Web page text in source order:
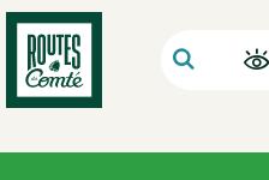
Panneau de gestion des